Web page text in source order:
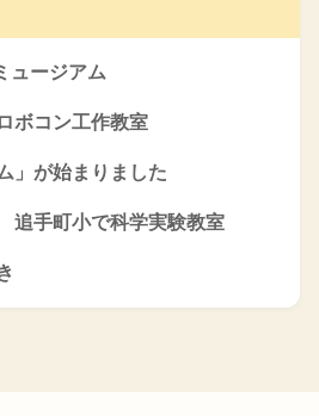
ュージアム
ボコン工作教室
」が始まりました
追手町小で科学実験教室